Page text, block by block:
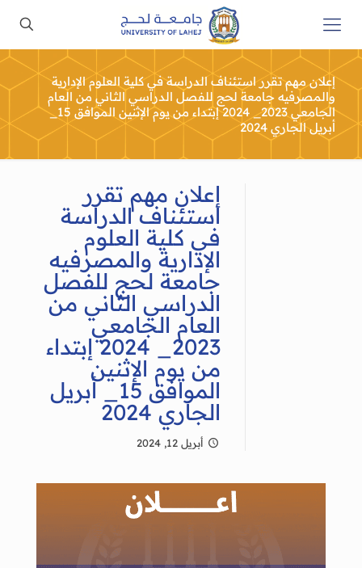
إعلان مهم تقرر استئناف الدراسة في كلية العلوم الإدارية
والمصرفيه جامعة لحج للفصل الدراسي الثاني من العام
الجامعي 2023_ 2024 إبتداء من يوم الإثنين الموافق 15_
أبريل الجاري 2024
إعلان مهم تقرر
استئناف الدراسة
في كلية العلوم
الإدارية والمصرفيه
جامعة لحج للفصل
الدراسي الثاني من
العام الجامعي
2023_ 2024 إبتداء
من يوم الإثنين
الموافق 15_ أبريل
الجاري 2024
أبريل 12, 2024